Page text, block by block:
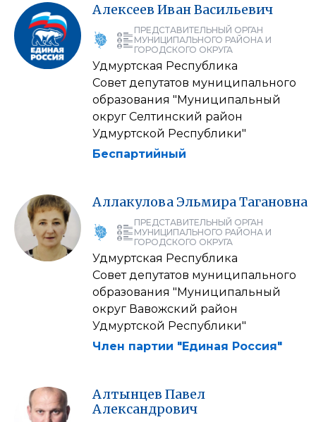
Алексеев ИванВасильевич
ПРЕДСТАВИТЕЛЬНЫЙ ОРГАН
МУНИЦИПАЛЬНОГО РАЙОНА И
ГОРОДСКОГО ОКРУГА
Удмуртская Республика
Совет депутатов муниципального
образования "Муниципальный
округ Селтинский район
Удмуртской Республики"
Беспартийный
Аллакулова Эльмира Тагановна
ПРЕДСТАВИТЕЛЬНЫЙ ОРГАН
МУНИЦИПАЛЬНОГО РАЙОНА И
ГОРОДСКОГО ОКРУГА
Удмуртская Республика
Совет депутатов муниципального
образования "Муниципальный
округ Вавожский район
Удмуртской Республики"
Член партии "Единая Россия"
Алтынцев Павел
Александрович